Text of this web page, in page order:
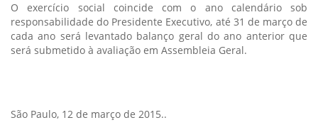
O exercício social coincide com o ano calendário sob
responsabilidade do Presidente Executivo, até 31 de março de
cada ano será levantado balanço geral do ano anterior que
será submetido à avaliação em Assembleia Geral.
São Paulo, 12 de março de 2015..